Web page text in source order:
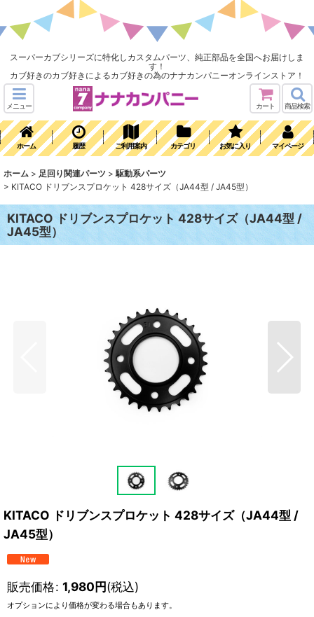
スーパーカブシリーズに特化しカスタムパーツ、純正部品を全国へお届けしま
す！
カブ好きのカブ好きによるカブ好きの為のナナカンパニーオンラインストア！
メニュー カート 商品検索
ホーム 履歴 ご利用案内 カテゴリ お気に入り マイページ
ホーム > 足回り関連パーツ > 駆動系パーツ
> KITACO ドリブンスプロケット 428サイズ（JA44型 / JA45型）
KITACO ドリブンスプロケット 428サイズ（JA44型 /
JA45型）
KITACO ドリブンスプロケット 428サイズ（JA44型 /
JA45型）
販売価格: 1,980円(税込)
オプションにより価格が変わる場合もあります。